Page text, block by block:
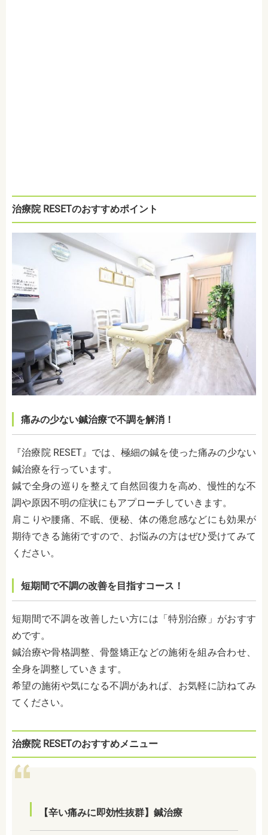
治療院 RESETのおすすめポイント
痛みの少ない鍼治療で不調を解消！
『治療院 RESET』では、極細の鍼を使った痛みの少ない
鍼治療を行っています。
鍼で全身の巡りを整えて自然回復力を高め、慢性的な不
調や原因不明の症状にもアプローチしていきます。
肩こりや腰痛、不眠、便秘、体の倦怠感などにも効果が
期待できる施術ですので、お悩みの方はぜひ受けてみて
ください。
短期間で不調の改善を目指すコース！
短期間で不調を改善したい方には「特別治療」がおすす
めです。
鍼治療や骨格調整、骨盤矯正などの施術を組み合わせ、
全身を調整していきます。
希望の施術や気になる不調があれば、お気軽に訪ねてみ
てください。
治療院 RESETのおすすめメニュー
【辛い痛みに即効性抜群】鍼治療